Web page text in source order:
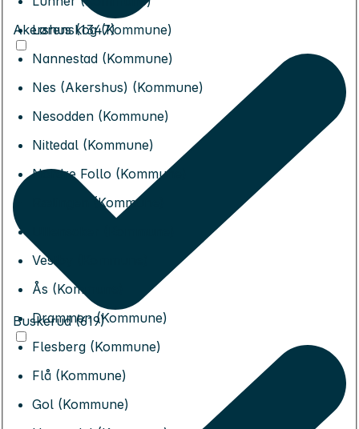
Lørenskog (Kommune)
Nannestad (Kommune)
Nes (Akershus) (Kommune)
Nesodden (Kommune)
Nittedal (Kommune)
Nordre Follo (Kommune)
Rælingen (Kommune)
Vestby (Kommune)
Ås (Kommune)
Drammen (Kommune)
Flesberg (Kommune)
Flå (Kommune)
Gol (Kommune)
Akershus (1347)
Buskerud (619)